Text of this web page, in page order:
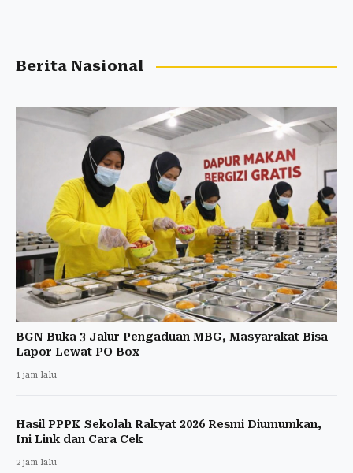
Berita Nasional
BGN Buka 3 Jalur Pengaduan MBG, Masyarakat Bisa
Lapor Lewat PO Box
1 jam lalu
Hasil PPPK Sekolah Rakyat 2026 Resmi Diumumkan,
Ini Link dan Cara Cek
2 jam lalu